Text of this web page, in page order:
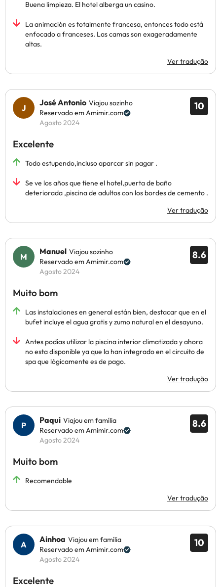
Buena limpieza. El hotel alberga un casino.
La animación es totalmente francesa, entonces todo está
enfocado a franceses. Las camas son exageradamente
altas.
Ver tradução
10
José Antonio Viajou sozinho
Reservado em Amimir.com
Agosto 2024
Excelente
Todo estupendo,incluso aparcar sin pagar .
Se ve los años que tiene el hotel,puerta de baño
deteriorada ,piscina de adultos con los bordes de cemento .
Ver tradução
8.6
Manuel Viajou sozinho
Reservado em Amimir.com
Agosto 2024
Muito bom
Las instalaciones en general están bien, destacar que en el
bufet incluye el agua gratis y zumo natural en el desayuno.
Antes podías utilizar la piscina interior climatizada y ahora
no esta disponible ya que la han integrado en el circuito de
spa que lógicamente es de pago.
Ver tradução
8.6
Paqui Viajou em família
Reservado em Amimir.com
Agosto 2024
Muito bom
Recomendable
Ver tradução
10
Ainhoa Viajou em família
Reservado em Amimir.com
Agosto 2024
Excelente